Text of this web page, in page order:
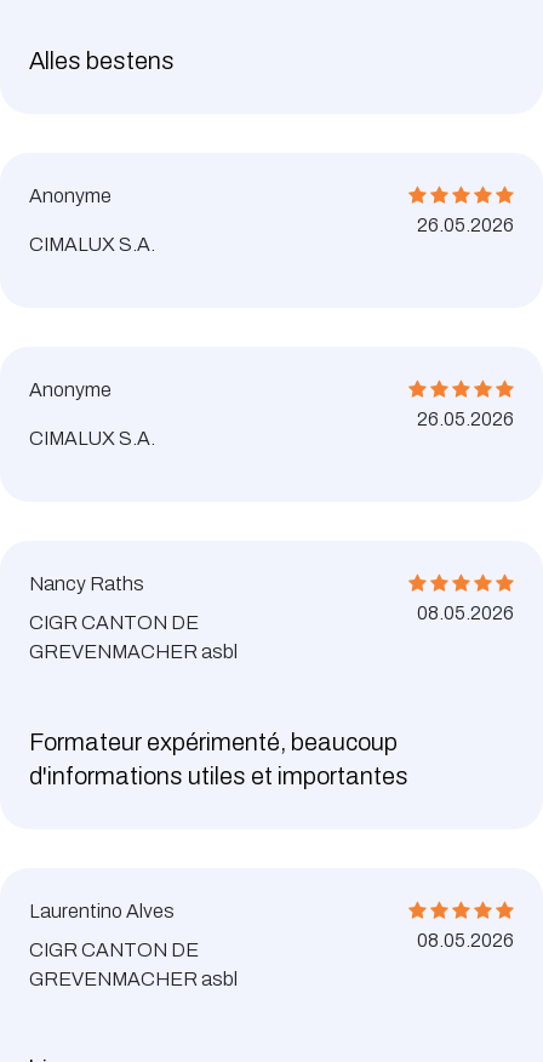
Alles bestens
Anonyme
CIMALUX S.A.
26.05.2026
Anonyme
CIMALUX S.A.
26.05.2026
Nancy Raths
CIGR CANTON DE
GREVENMACHER asbl
08.05.2026
Formateur expérimenté, beaucoup
d'informations utiles et importantes
Laurentino Alves
CIGR CANTON DE
GREVENMACHER asbl
08.05.2026